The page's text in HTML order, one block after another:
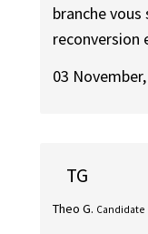
branche
reconversion
03
TG
Theo G. Candidate